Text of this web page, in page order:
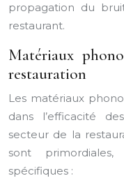
propagation du
restaurant.
Matériaux
restauration
Les matériaux
dans l’efficacité
secteur de la
sont
spécifiques :